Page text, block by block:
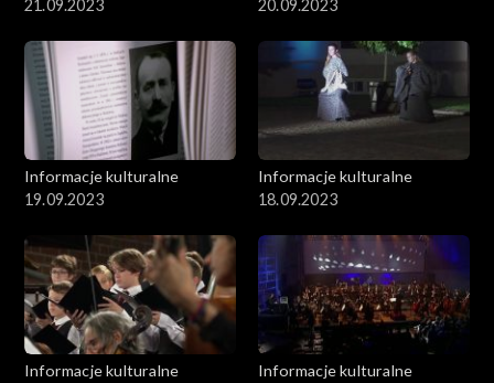
21.09.2023
20.09.2023
Informacje kulturalne
19.09.2023
Informacje kulturalne
18.09.2023
Informacje kulturalne
Informacje kulturalne